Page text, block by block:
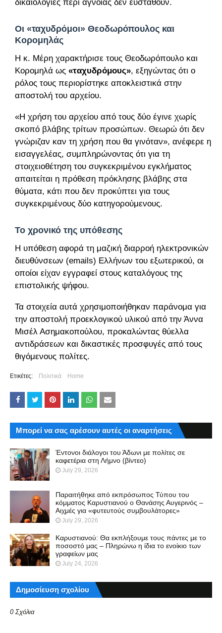
δικαιολογίες περί άγνοιας δεν ευσταθούν.
Οι «ταχυδρόμοι» Θεοδωρόπουλος και
Κορομηλάς
Η κ. Μέρη χαρακτήρισε τους Θεοδωρόπουλο και
Κορομηλά ως «ταχυδρόμους», εξηγώντας ότι ο
ρόλος τους περιορίστηκε αποκλειστικά στην
αποστολή του αρχείου.
«Η χρήση του αρχείου από τους δύο έγινε χωρίς
σκοπό βλάβης τρίτων προσώπων. Θεωρώ ότι δεν
γνώριζαν καν τη χρήση που θα γινόταν», ανέφερε η
εισαγγελέας, συμπληρώνοντας ότι για τη
στοιχειοθέτηση του συγκεκριμένου εγκλήματος
απαιτείται η πρόθεση πρόκλησης βλάβης στα
θύματα, κάτι που δεν προκύπτει για τους
συγκεκριμένους δύο κατηγορούμενους.
Το χρονικό της υπόθεσης
Η υπόθεση αφορά τη μαζική διαρροή ηλεκτρονικών
διευθύνσεων (emails) Ελλήνων του εξωτερικού, οι
οποίοι είχαν εγγραφεί στους καταλόγους της
επιστολικής ψήφου.
Τα στοιχεία αυτά χρησιμοποιήθηκαν παράνομα για
την αποστολή προεκλογικού υλικού από την Άννα
Μισέλ Ασημακοπούλου, προκαλώντας θύελλα
αντιδράσεων και δικαστικές προσφυγές από τους
θιγόμενους πολίτες.
Ετικέτες: Πολιτικά Home
Μπορεί να σας αρέσουν αυτές οι αναρτήσεις
Έντονοι διάλογοι του Άδωνι με πολίτες σε
καφετέρια στη Λήμνο (βίντεο)
July 29, 2026
Παραιτήθηκε από εκπρόσωπος Τύπου του
κόμματος Καρυστιανού ο Θανάσης Αυγερινός –
Αιχμές για «φυτευτούς συμβουλάτορες»
July 29, 2026
Καρυστιανού: Θα εκπλήξουμε τους πάντες με το
ποσοστό μας – Πληρώνω η ίδια το ενοίκιο των
γραφείων μας
July 24, 2026
Δημοσίευση σχολίου
0 Σχόλια